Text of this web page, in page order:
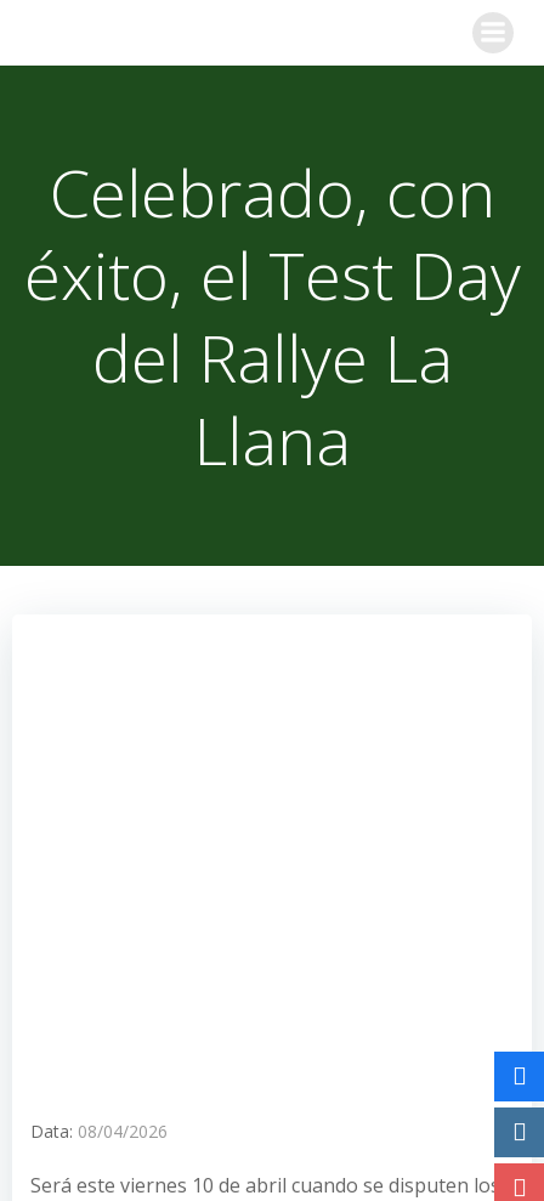
content
Celebrado, con
éxito, el Test Day
del Rallye La
Llana
Data: 08/04/2026
Será este viernes 10 de abril cuando se disputen los